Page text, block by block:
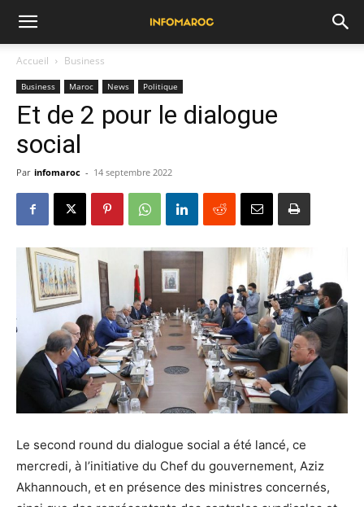
Accueil Business
Business Maroc News Politique
Et de 2 pour le dialogue
social
Par infomaroc - 14 septembre 2022
Le second round du dialogue social a été lancé, ce
mercredi, à l’initiative du Chef du gouvernement, Aziz
Akhannouch, et en présence des ministres concernés,